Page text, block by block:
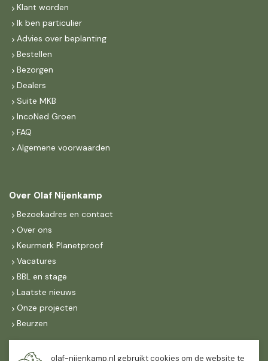
Klant worden
Ik ben particulier
Advies over beplanting
Bestellen
Bezorgen
Dealers
Suite MKB
IncoNed Groen
FAQ
Algemene voorwaarden
Over Olaf Nijenkamp
Bezoekadres en contact
Over ons
Keurmerk Planetproof
Vacatures
BBL en stage
Laatste nieuws
Onze projecten
Beurzen
Maandag t/m vrijdag
olaf-nijenkamp.nl gebruikt cookies om de website te